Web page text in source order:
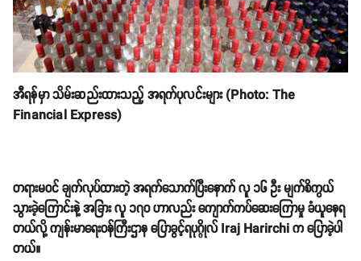
အီရန်မှာ သိမ်းဆည်းထားသည့် အရက်ပုလင်းများ (Photo: The
Financial Express)
တရားမဝင် ချက်လုပ်ထားတဲ့ အရက်သောက်ပြီးနောက် လူ ၁၆ ဦး မျက်စိကွယ်
သွားခဲ့ကြောင်းနဲ့ အခြား လူ ၁၇၀ ဟာလည်း ကျောက်ကပ်ဆေးကြောမှု ခံယူနေရ
တယ်လို့ ကျန်းမာရေးဝန်ကြီးဌာန ပြောခွင့်ရပုဂ္ဂိုလ် Iraj Harirchi က ပြောခဲ့ပါ
တယ်။